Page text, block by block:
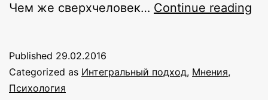
Чем же сверхчеловек… Continue reading
Published 29.02.2016
Categorized as Интегральный подход, Мнения,
Психология